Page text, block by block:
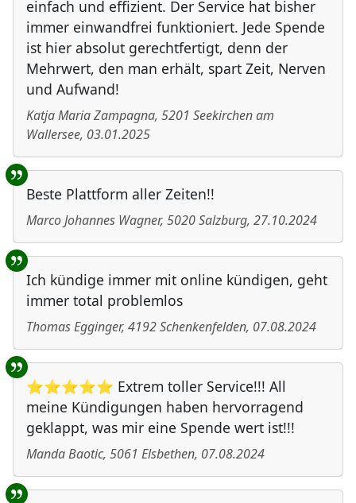
einfach und effizient. Der Service hat bisher
immer einwandfrei funktioniert. Jede Spende
ist hier absolut gerechtfertigt, denn der
Mehrwert, den man erhält, spart Zeit, Nerven
und Aufwand!
Katja Maria Zampagna, 5201 Seekirchen am
Wallersee, 03.01.2025
Beste Plattform aller Zeiten!!
Marco Johannes Wagner, 5020Salzburg, 27.10.2024
Ich kündige immer mit online kündigen, geht
immer total problemlos
Thomas Egginger, 4192Schenkenfelden, 07.08.2024
⭐⭐⭐⭐⭐ Extrem toller Service!!! All
meine Kündigungen haben hervorragend
geklappt, was mir eine Spende wert ist!!!
Manda Baotic, 5061 Elsbethen, 07.08.2024